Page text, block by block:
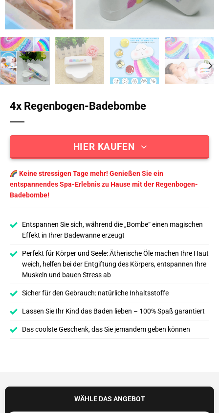
4x Regenbogen-Badebombe
HIER KAUFEN
Keine stressigen Tage mehr! Genießen Sie ein
entspannendes Spa-Erlebnis zu Hause mit der Regenbogen-
Badebombe!
Entspannen Sie sich, während die „Bombe“ einen magischen
Effekt in Ihrer Badewanne erzeugt
Perfekt für Körper und Seele: Ätherische Öle machen Ihre Haut
weich, helfen bei der Entgiftung des Körpers, entspannen Ihre
Muskeln und bauen Stress ab
Sicher für den Gebrauch: natürliche Inhaltsstoffe
Lassen Sie Ihr Kind das Baden lieben – 100% Spaß garantiert
Das coolste Geschenk, das Sie jemandem geben können
WÄHLE DAS ANGEBOT